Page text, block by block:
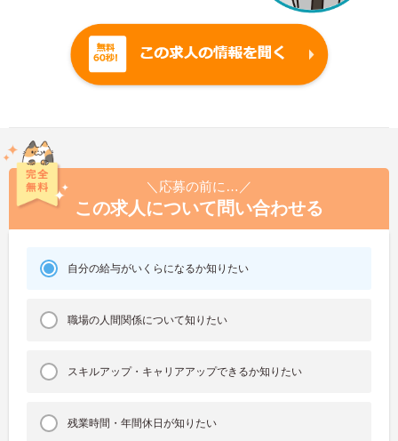
＼応募の前に…／
この求人について問い合わせる
自分の給与がいくらになるか知りたい
職場の人間関係について知りたい
スキルアップ・キャリアアップできるか知りたい
残業時間・年間休日が知りたい